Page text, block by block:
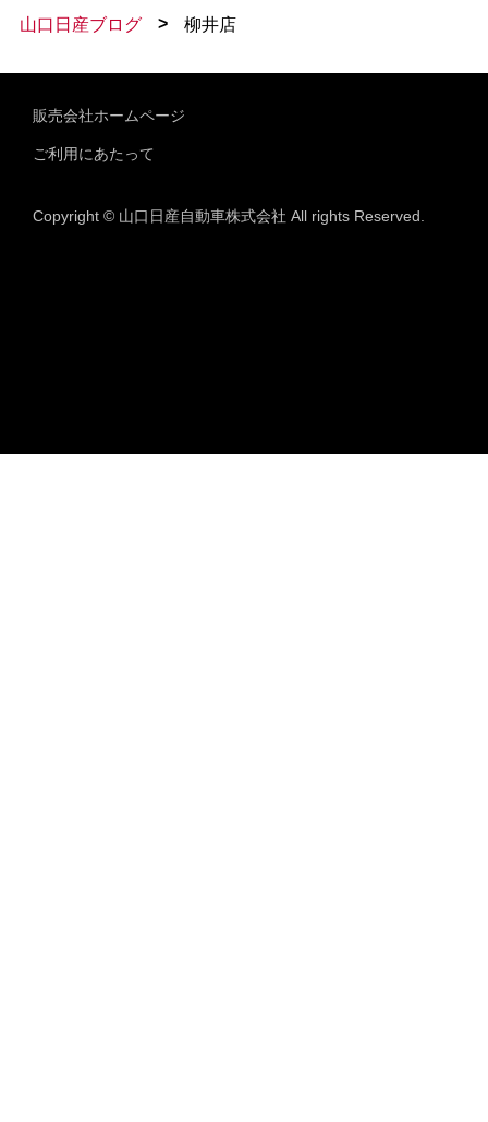
山口日産ブログ > 柳井店
販売会社ホームページ
ご利用にあたって
Copyright © 山口日産自動車株式会社 All rights Reserved.